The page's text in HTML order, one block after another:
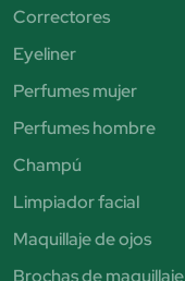
Correctores
Eyeliner
Perfumes mujer
Perfumes hombre
Champú
Limpiador facial
Maquillaje de ojos
Brochas de maquillaje